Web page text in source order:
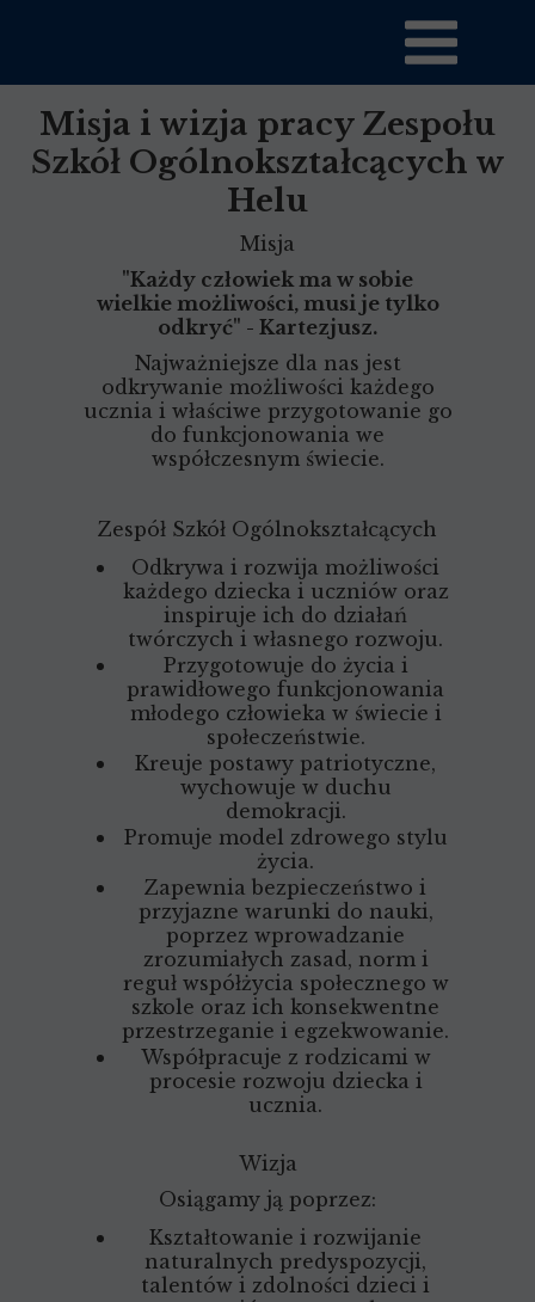
Misja i wizja pracy Zespołu
Szkół Ogólnokształcących w
Helu
Misja
"Każdy człowiek ma w sobie
wielkie możliwości, musi je tylko
odkryć" - Kartezjusz.
Najważniejsze dla nas jest
odkrywanie możliwości każdego
ucznia i właściwe przygotowanie go
do funkcjonowania we
współczesnym świecie.
Zespół Szkół Ogólnokształcących
Odkrywa i rozwija możliwości
każdego dziecka i uczniów oraz
inspiruje ich do działań
twórczych i własnego rozwoju.
Przygotowuje do życia i
prawidłowego funkcjonowania
młodego człowieka w świecie i
społeczeństwie.
Kreuje postawy patriotyczne,
wychowuje w duchu
demokracji.
Promuje model zdrowego stylu
życia.
Zapewnia bezpieczeństwo i
przyjazne warunki do nauki,
poprzez wprowadzanie
zrozumiałych zasad, norm i
reguł współżycia społecznego w
szkole oraz ich konsekwentne
przestrzeganie i egzekwowanie.
Współpracuje z rodzicami w
procesie rozwoju dziecka i
ucznia.
Wizja
Osiągamy ją poprzez:
Kształtowanie i rozwijanie
naturalnych predyspozycji,
talentów i zdolności dzieci i